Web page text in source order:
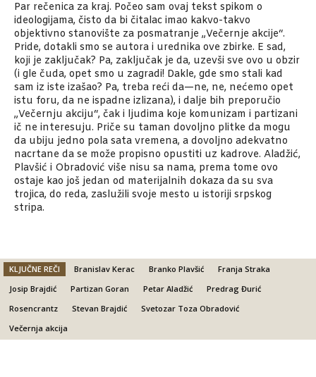
Par rečenica za kraj. Počeo sam ovaj tekst spikom o
ideologijama, čisto da bi čitalac imao kakvo-takvo
objektivno stanovište za posmatranje „Večernje akcije“.
Pride, dotakli smo se autora i urednika ove zbirke. E sad,
koji je zaključak? Pa, zaključak je da, uzevši sve ovo u obzir
(i gle čuda, opet smo u zagradi! Dakle, gde smo stali kad
sam iz iste izašao? Pa, treba reći da—ne, ne, nećemo opet
istu foru, da ne ispadne izlizana), i dalje bih preporučio
„Večernju akciju“, čak i ljudima koje komunizam i partizani
ič ne interesuju. Priče su taman dovoljno plitke da mogu
da ubiju jedno pola sata vremena, a dovoljno adekvatno
nacrtane da se može propisno opustiti uz kadrove. Aladžić,
Plavšić i Obradović više nisu sa nama, prema tome ovo
ostaje kao još jedan od materijalnih dokaza da su sva
trojica, do reda, zaslužili svoje mesto u istoriji srpskog
stripa.
KLJUČNE REČI Branislav Kerac Branko Plavšić
Franja Straka
Josip Brajdić
Partizan Goran Petar Aladžić
Predrag Đurić
Rosencrantz
Stevan Brajdić
Svetozar Toza Obradović
Večernja akcija